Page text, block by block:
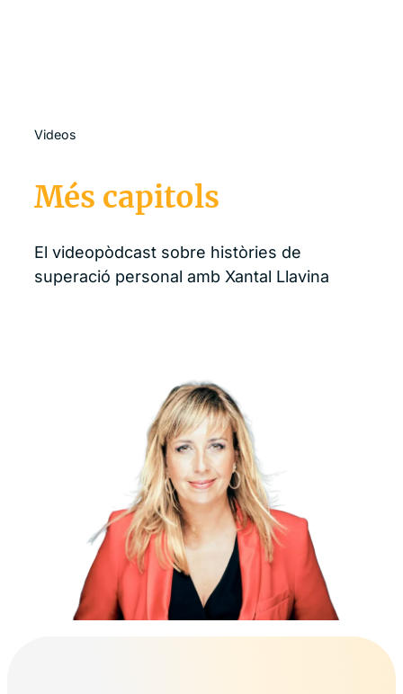
Videos
Més capitols
El videopòdcast sobre històries de
superació personal amb Xantal Llavina